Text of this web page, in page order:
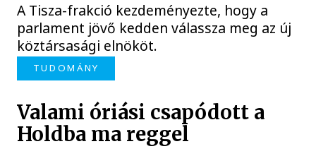
A Tisza-frakció kezdeményezte, hogy a
parlament jövő kedden válassza meg az új
köztársasági elnököt.
TUDOMÁNY
Valami óriási csapódott a
Holdba ma reggel